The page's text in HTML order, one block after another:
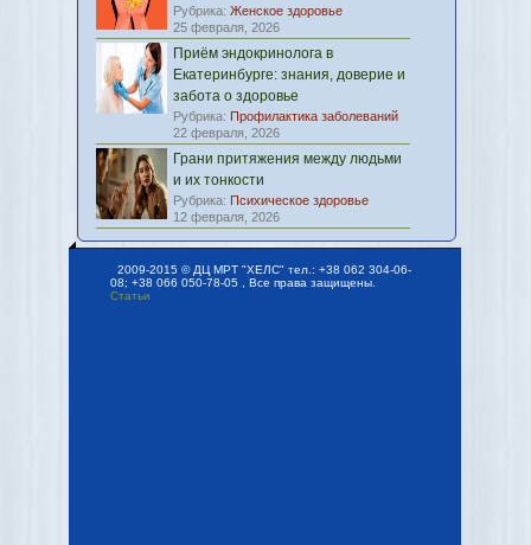
Рубрика: Женское здоровье
25 февраля, 2026
Приём эндокринолога в
Екатеринбурге: знания, доверие и
забота о здоровье
Рубрика: Профилактика заболеваний
22 февраля, 2026
Грани притяжения между людьми
и их тонкости
Рубрика: Психическое здоровье
12 февраля, 2026
2009-2015 © ДЦ МРТ "ХЕЛС" тел.: +38 062 304-06-
08; +38 066 050-78-05 , Все права защищены.
Статьи